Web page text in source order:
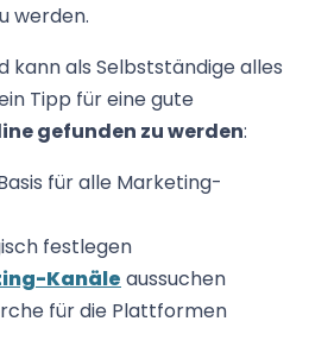
werden.
kann als Selbstständige alles
Tipp für eine gute
gefunden zu werden:
für alle Marketing-
festlegen
Kanäle aussuchen
für die Plattformen